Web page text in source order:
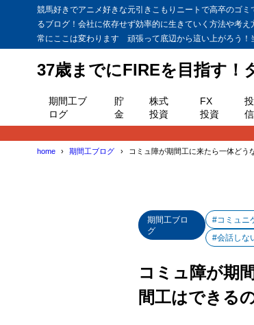
競馬好きでアニメ好きな元引きこもりニートで高卒のゴ
るブログ！会社に依存せず効率的に生きていく方法や考
常にここは変わります 頑張って底辺から這い上がろう！
37歳までにFIREを目指す
期間工ブ
ログ
貯
金
株式
投資
FX
投資
home 期間工ブログ コミュ障が期間工に来たら一体どう
期間工ブロ
グ
#コミュニ
#会話しな
コミュ障が期
間工はできる